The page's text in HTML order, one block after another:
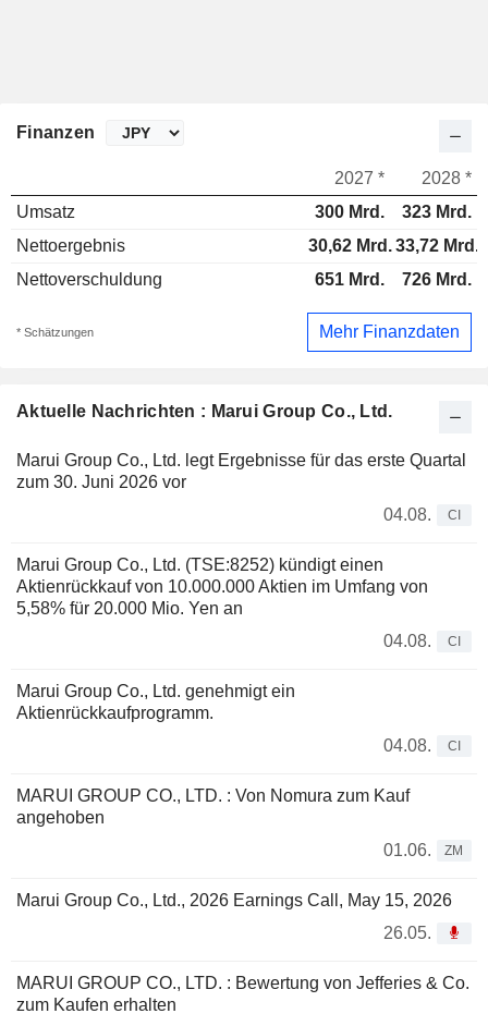
Aktuelle Nachrichten : Marui Group Co., Ltd.
Marui Group Co., Ltd. legt Ergebnisse für das erste Quartal
zum 30. Juni 2026 vor
04.08.
CI
Marui Group Co., Ltd. (TSE:8252) kündigt einen
Aktienrückkauf von 10.000.000 Aktien im Umfang von
5,58% für 20.000 Mio. Yen an
04.08.
CI
Marui Group Co., Ltd. genehmigt ein
Aktienrückkaufprogramm.
04.08.
CI
MARUI GROUP CO., LTD. : Von Nomura zum Kauf
angehoben
01.06.
ZM
Marui Group Co., Ltd., 2026 Earnings Call, May 15, 2026
26.05.
MARUI GROUP CO., LTD. : Bewertung von Jefferies & Co.
zum Kaufen erhalten
Finanzen
2027 *
2028 *
Umsatz
300 Mrd.
323 Mrd.
Nettoergebnis
30,62 Mrd.33,72 Mrd.
Nettoverschuldung
651 Mrd. 726 Mrd.
* Schätzungen Mehr Finanzdaten